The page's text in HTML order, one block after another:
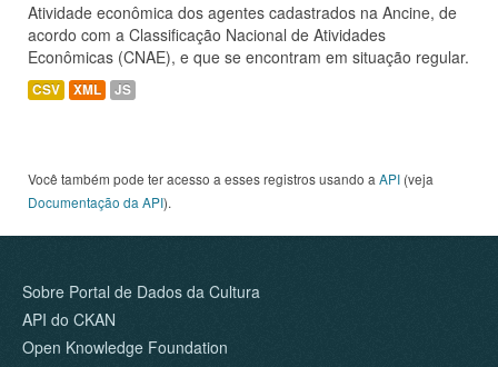
Atividade econômica dos agentes cadastrados na Ancine, de
acordo com a Classificação Nacional de Atividades
Econômicas (CNAE), e que se encontram em situação regular.
CSV XML JS
Você também pode ter acesso a esses registros usando a API (veja
Documentação da API).
Sobre Portal de Dados da Cultura
API do CKAN
Open Knowledge Foundation